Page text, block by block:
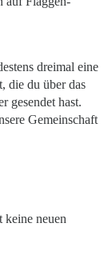
dreimal eine
die du über das
gesendet hast.
Gemeinschaft
keine neuen